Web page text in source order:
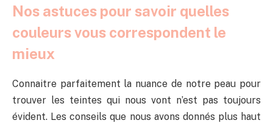
Nos astuces pour savoir quelles
couleurs vous correspondent le
mieux
Connaitre parfaitement la nuance de notre peau pour
trouver les teintes qui nous vont n’est pas toujours
évident. Les conseils que nous avons donnés plus haut